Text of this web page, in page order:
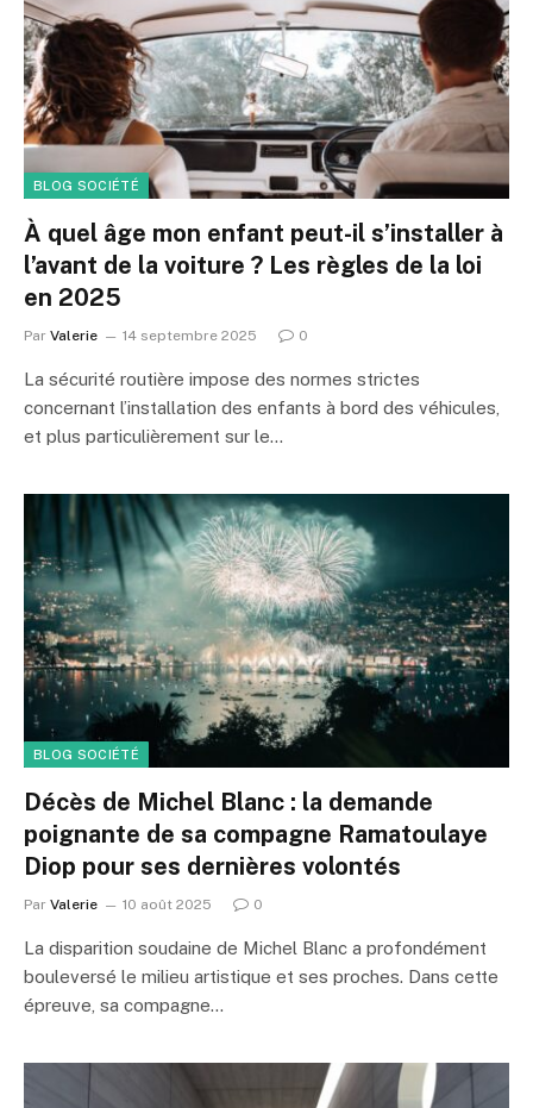
BLOG SOCIÉTÉ
À quel âge mon enfant peut-il s’installer à
l’avant de la voiture ? Les règles de la loi
en 2025
Par Valerie 14 septembre 2025 0
La sécurité routière impose des normes strictes
concernant l’installation des enfants à bord des véhicules,
et plus particulièrement sur le…
BLOG SOCIÉTÉ
Décès de Michel Blanc : la demande
poignante de sa compagne Ramatoulaye
Diop pour ses dernières volontés
Par Valerie 10 août 2025 0
La disparition soudaine de Michel Blanc a profondément
bouleversé le milieu artistique et ses proches. Dans cette
épreuve, sa compagne…